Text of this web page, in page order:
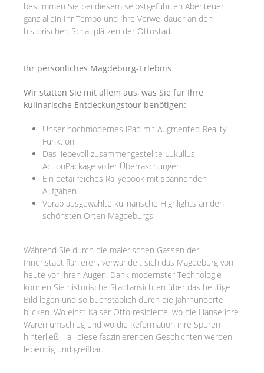
bestimmen Sie bei diesem selbstgeführten Abenteuer
ganz allein Ihr Tempo und Ihre Verweildauer an den
historischen Schauplätzen der Ottostadt.
Ihr persönliches Magdeburg-Erlebnis
Wir statten Sie mit allem aus, was Sie für Ihre
kulinarische Entdeckungstour benötigen:
Unser hochmodernes iPad mit Augmented-Reality-
Funktion
Das liebevoll zusammengestellte Lukullus-
ActionPackage voller Überraschungen
Ein detailreiches Rallyebook mit spannenden
Aufgaben
Vorab ausgewählte kulinarische Highlights an den
schönsten Orten Magdeburgs
Während Sie durch die malerischen Gassen der
Innenstadt flanieren, verwandelt sich das Magdeburg von
heute vor Ihren Augen: Dank modernster Technologie
können Sie historische Stadtansichten über das heutige
Bild legen und so buchstäblich durch die Jahrhunderte
blicken. Wo einst Kaiser Otto residierte, wo die Hanse ihre
Waren umschlug und wo die Reformation ihre Spuren
hinterließ – all diese faszinierenden Geschichten werden
lebendig und greifbar.